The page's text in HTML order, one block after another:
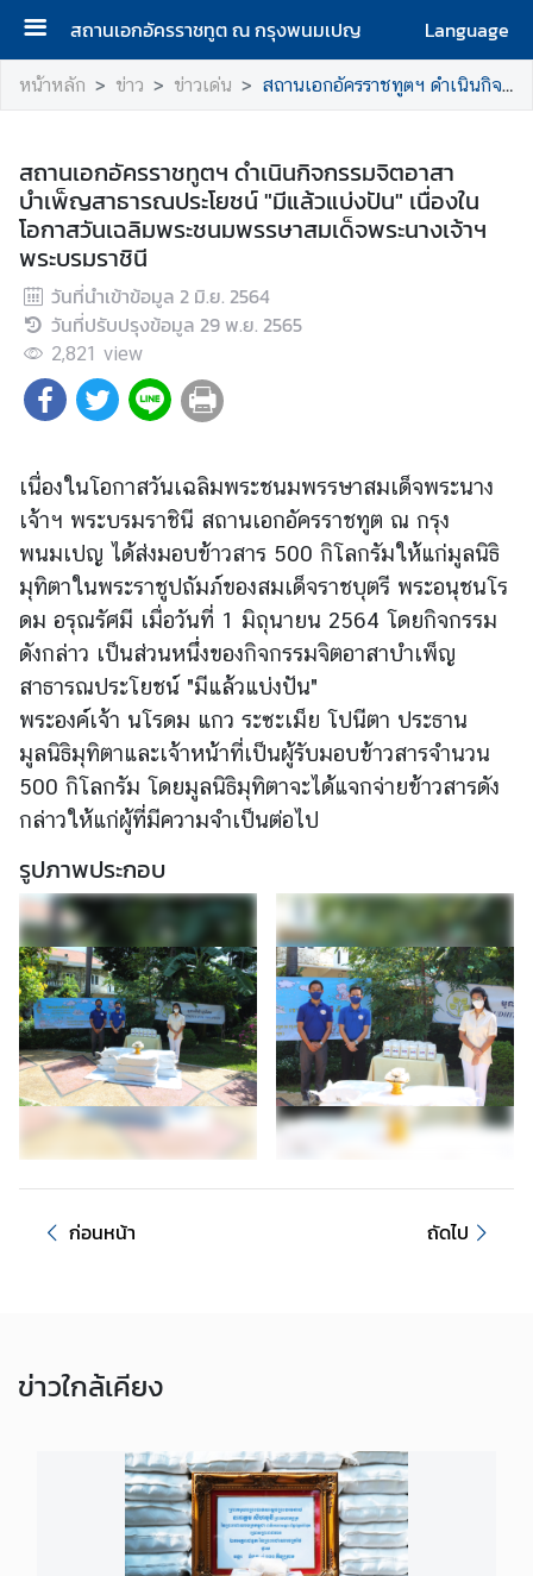
สถานเอกอัครราชทูต ณ กรุงพนมเปญ
Language
ห
แ
ร
ก
เ
กี่
ย
ว
กั
บ
ถ
า
น
เ
อ
ก
อั
ค
ร
ร
า
ช
ทู
ฯ
ข่
า
ว
แ
ล
ะ
กิ
กิ
หน้าหลัก ข่าว ข่าวเด่น สถานเอกอัครราชทูตฯ ดำเนินกิจกรรมจิตอาสาบำเพ็ญสาธารณประโยชน์ "มีแล้วแบ่งปัน" เนื่องในโอกาสวันเฉลิมพระชนมพรรษาสมเด็จพระนางเจ้าฯ พระบรมราชินี
สถานเอกอัครราชทูตฯ ดำเนินกิจกรรมจิตอาสา
บำเพ็ญสาธารณประโยชน์ "มีแล้วแบ่งปัน" เนื่องใน
โอกาสวันเฉลิมพระชนมพรรษาสมเด็จพระนางเจ้าฯ
พระบรมราชินี
วันที่นำเข้าข้อมูล 2 มิ.ย. 2564
วันที่ปรับปรุงข้อมูล 29 พ.ย. 2565
2,821 view
เนื่องในโอกาสวันเฉลิมพระชนมพรรษาสมเด็จพระนาง
เจ้าฯ พระบรมราชินี สถานเอกอัครราชทูต ณ กรุง
พนมเปญ ได้ส่งมอบข้าวสาร 500 กิโลกรัมให้แก่มูลนิธิ
มุทิตาในพระราชูปถัมภ์ของสมเด็จราชบุตรี พระอนุชนโร
ดม อรุณรัศมี เมื่อวันที่ 1 มิถุนายน 2564 โดยกิจกรรม
ดังกล่าว เป็นส่วนหนึ่งของกิจกรรมจิตอาสาบำเพ็ญ
สาธารณประโยชน์ "มีแล้วแบ่งปัน"
พระองค์เจ้า นโรดม แกว ระซะเม็ย โปนีตา ประธาน
มูลนิธิมุทิตาและเจ้าหน้าที่เป็นผู้รับมอบข้าวสารจำนวน
500 กิโลกรัม โดยมูลนิธิมุทิตาจะได้แจกจ่ายข้าวสารดัง
กล่าวให้แก่ผู้ที่มีความจำเป็นต่อไป
รูปภาพประกอบ
ก่อนหน้า ถัดไป
ข่าวใกล้เคียง